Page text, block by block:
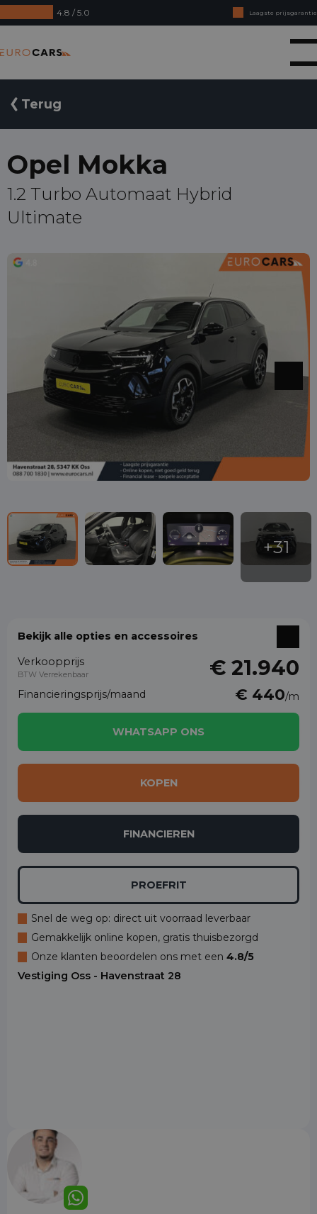
4.8 / 5.0
Laagste prijsgarantie
Online kopen, niet goed geld terug
Financial lease - Soepele acceptatie
Terug
Opel Mokka
1.2 Turbo Automaat Hybrid
Ultimate
Bekijk alle opties en accessoires
Verkoopprijs
BTW Verrekenbaar € 21.940
Financieringsprijs/maand € 440/m
WHATSAPP ONS
KOPEN
FINANCIEREN
PROEFRIT
Snel de weg op: direct uit voorraad leverbaar
Gemakkelijk online kopen, gratis thuisbezorgd
Onze klanten beoordelen ons met een 4.8/5
Vestiging Oss - Havenstraat 28